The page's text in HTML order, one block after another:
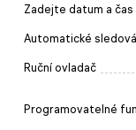
Zadejte datum a čas
Automatické
Ruční ovladač
Programovatelné